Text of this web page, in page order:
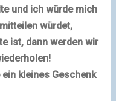
und ich würde mich
würdet,
ist, dann werden wir
kleines Geschenk